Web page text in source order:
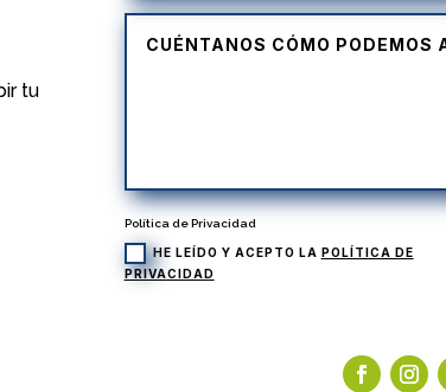
tu
Política de Privacidad
HE LEÍDO Y ACEPTO LA POLÍTICA DE
PRIVACIDAD